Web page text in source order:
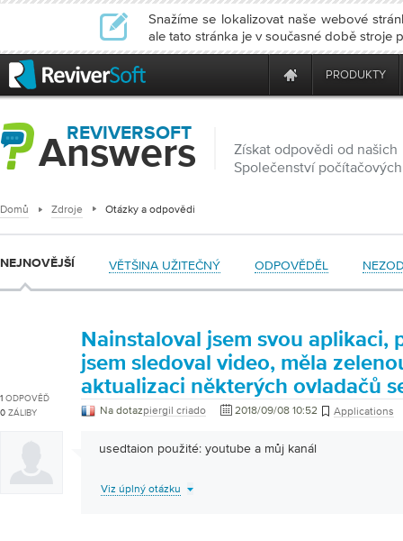
Snažíme se lokalizovat naše webové
ale tato stránka je v současné době stroje
PRODUKTY
REVIVERSOFT
Answers
Získat odpovědi od našich
Společenství
Domů Zdroje Otázky a odpovědi
NEJNOVĚJŠÍ VĚTŠINA UŽITEČNÝ ODPOVĚDĚL
1 ODPOVĚĎ
0 ZÁLIBY
Nainstaloval jsem svou aplikaci,
jsem sledoval video, měla
aktualizaci některých ovladačů
Na dotazpiergil criado 2018/09/08 10:52 Applications
usedtaion použité: youtube a můj kanál
Viz úplný otázku